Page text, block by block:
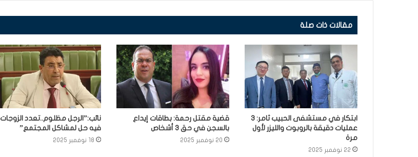
مقالات ذات صلة
ابتكار في مستشفى الحبيب ثامر: 3
عمليات دقيقة بالروبوت والليزر لأول
مرة
22 نوفمبر 2025
قضية مقتل رحمة: بطاقات إيداع
بالسجن في حق 3 أشخاص
20 نوفمبر 2025
نائب:”الرجل مظلوم..تعدد الزوجات
فيه حل لمشاكل المجتمع”
18 نوفمبر 2025